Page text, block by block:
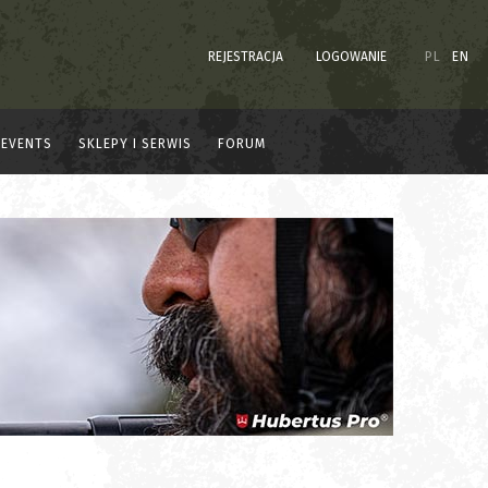
REJESTRACJA LOGOWANIE PL EN
EVENTS SKLEPY I SERWIS FORUM